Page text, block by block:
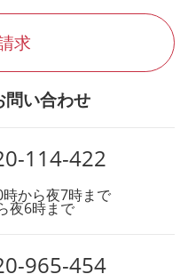
求
問い合わせ
114-422
から夜7時まで
夜6時まで
965-454